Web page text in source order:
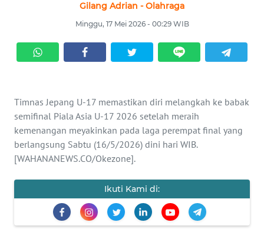
Gilang Adrian - Olahraga
Minggu, 17 Mei 2026 - 00:29 WIB
Timnas Jepang U-17 memastikan diri melangkah ke babak
semifinal Piala Asia U-17 2026 setelah meraih
kemenangan meyakinkan pada laga perempat final yang
berlangsung Sabtu (16/5/2026) dini hari WIB.
[WAHANANEWS.CO/Okezone].
Ikuti Kami di:
KRIMINAL
SAINS-TEKNO
KESEHATAN
SERBA-SERBI